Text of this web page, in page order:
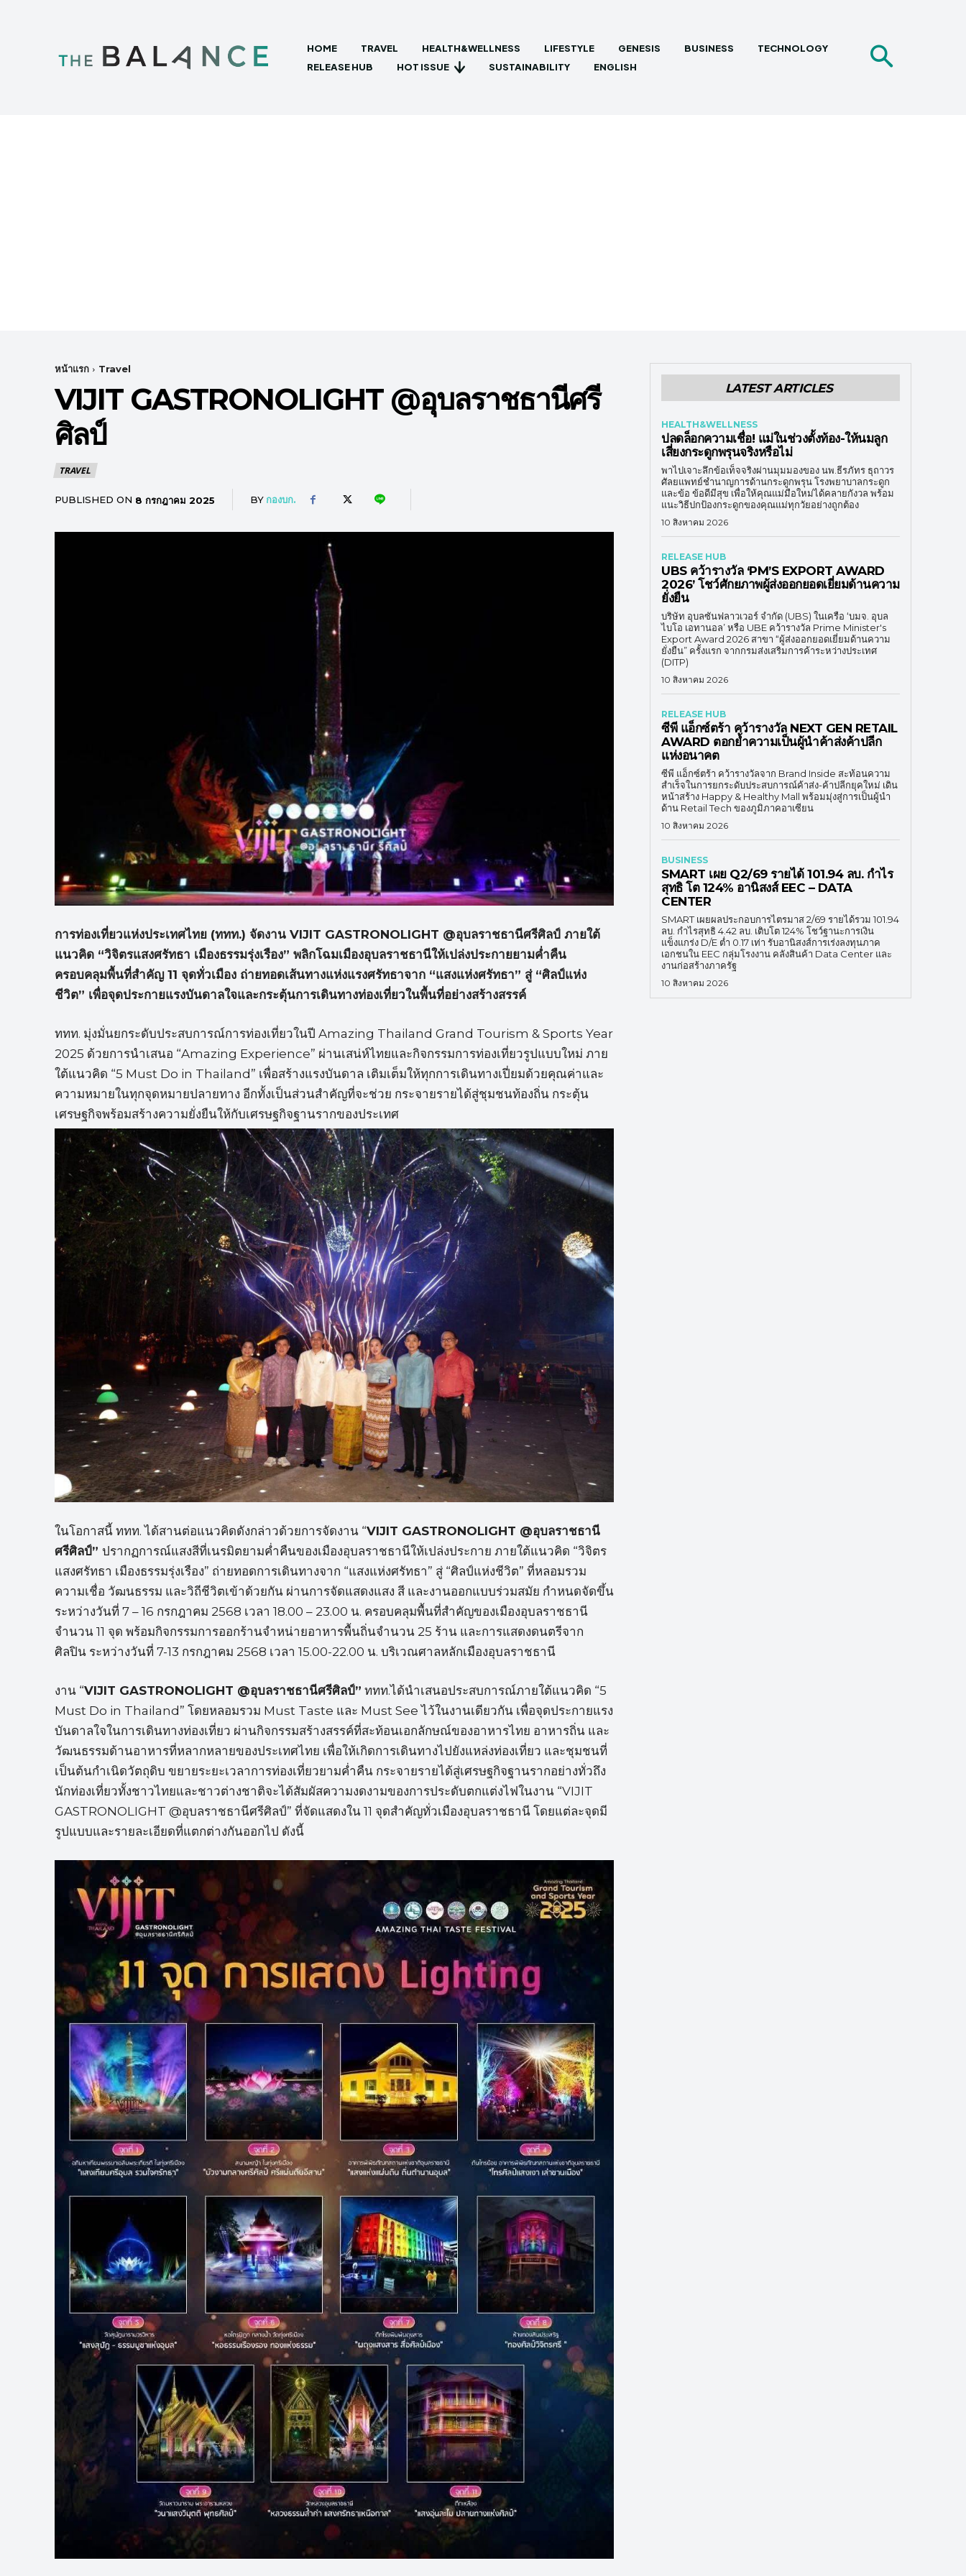
HOME TRAVEL HEALTH&WELLNESS LIFESTYLE GENESIS BUSINESS
TECHNOLOGY
RELEASE HUB
HOT ISSUE SUSTAINABILITY ENGLISH
หน้าแรก Travel
VIJIT GASTRONOLIGHT @อุบลราชธานีศรี
ศิลป์
TRAVEL
PUBLISHED ON 8 กรกฎาคม 2025 BY กองบก.
การท่องเที่ยวแห่งประเทศไทย (ททท.) จัดงาน VIJIT GASTRONOLIGHT @อุบลราชธานีศรีศิลป์ ภายใต้
แนวคิด “วิจิตรแสงศรัทธา เมืองธรรมรุ่งเรือง” พลิกโฉมเมืองอุบลราชธานีให้เปล่งประกายยามค่ำคืน
ครอบคลุมพื้นที่สำคัญ 11 จุดทั่วเมือง ถ่ายทอดเส้นทางแห่งแรงศรัทธาจาก “แสงแห่งศรัทธา” สู่ “ศิลป์แห่ง
ชีวิต” เพื่อจุดประกายแรงบันดาลใจและกระตุ้นการเดินทางท่องเที่ยวในพื้นที่อย่างสร้างสรรค์
ททท. มุ่งมั่นยกระดับประสบการณ์การท่องเที่ยวในปี Amazing Thailand Grand Tourism & Sports Year
2025 ด้วยการนำเสนอ “Amazing Experience” ผ่านเสน่ห์ไทยและกิจกรรมการท่องเที่ยวรูปแบบใหม่ ภาย
ใต้แนวคิด “5 Must Do in Thailand” เพื่อสร้างแรงบันดาล เติมเต็มให้ทุกการเดินทางเปี่ยมด้วยคุณค่าและ
ความหมายในทุกจุดหมายปลายทาง อีกทั้งเป็นส่วนสำคัญที่จะช่วย กระจายรายได้สู่ชุมชนท้องถิ่น กระตุ้น
เศรษฐกิจพร้อมสร้างความยั่งยืนให้กับเศรษฐกิจฐานรากของประเทศ
ในโอกาสนี้ ททท. ได้สานต่อแนวคิดดังกล่าวด้วยการจัดงาน “VIJIT GASTRONOLIGHT @อุบลราชธานี
ศรีศิลป์” ปรากฏการณ์แสงสีที่เนรมิตยามค่ำคืนของเมืองอุบลราชธานีให้เปล่งประกาย ภายใต้แนวคิด “วิจิตร
แสงศรัทธา เมืองธรรมรุ่งเรือง” ถ่ายทอดการเดินทางจาก “แสงแห่งศรัทธา” สู่ “ศิลป์แห่งชีวิต” ที่หลอมรวม
ความเชื่อ วัฒนธรรม และวิถีชีวิตเข้าด้วยกัน ผ่านการจัดแสดงแสง สี และงานออกแบบร่วมสมัย กำหนดจัดขึ้น
ระหว่างวันที่ 7 – 16 กรกฎาคม 2568 เวลา 18.00 – 23.00 น. ครอบคลุมพื้นที่สำคัญของเมืองอุบลราชธานี
จำนวน 11 จุด พร้อมกิจกรรมการออกร้านจำหน่ายอาหารพื้นถิ่นจำนวน 25 ร้าน และการแสดงดนตรีจาก
ศิลปิน ระหว่างวันที่ 7-13 กรกฎาคม 2568 เวลา 15.00-22.00 น. บริเวณศาลหลักเมืองอุบลราชธานี
งาน “VIJIT GASTRONOLIGHT @อุบลราชธานีศรีศิลป์” ททท.ได้นำเสนอประสบการณ์ภายใต้แนวคิด “5
Must Do in Thailand” โดยหลอมรวม Must Taste และ Must See ไว้ในงานเดียวกัน เพื่อจุดประกายแรง
บันดาลใจในการเดินทางท่องเที่ยว ผ่านกิจกรรมสร้างสรรค์ที่สะท้อนเอกลักษณ์ของอาหารไทย อาหารถิ่น และ
วัฒนธรรมด้านอาหารที่หลากหลายของประเทศไทย เพื่อให้เกิดการเดินทางไปยังแหล่งท่องเที่ยว และชุมชนที่
เป็นต้นกำเนิดวัตถุดิบ ขยายระยะเวลาการท่องเที่ยวยามค่ำคืน กระจายรายได้สู่เศรษฐกิจฐานรากอย่างทั่วถึง
นักท่องเที่ยวทั้งชาวไทยและชาวต่างชาติจะได้สัมผัสความงดงามของการประดับตกแต่งไฟในงาน “VIJIT
GASTRONOLIGHT @อุบลราชธานีศรีศิลป์” ที่จัดแสดงใน 11 จุดสำคัญทั่วเมืองอุบลราชธานี โดยแต่ละจุดมี
รูปแบบและรายละเอียดที่แตกต่างกันออกไป ดังนี้
LATEST ARTICLES
HEALTH&WELLNESS
ปลดล็อกความเชื่อ! แม่ในช่วงตั้งท้อง-ให้นมลูก
เสี่ยงกระดูกพรุนจริงหรือไม่
พาไปเจาะลึกข้อเท็จจริงผ่านมุมมองของ นพ.ธีรภัทร ธุถาวร
ศัลยแพทย์ชำนาญการด้านกระดูกพรุน โรงพยาบาลกระดูก
และข้อ ข้อดีมีสุข เพื่อให้คุณแม่มือใหม่ได้คลายกังวล พร้อม
แนะวิธีปกป้องกระดูกของคุณแม่ทุกวัยอย่างถูกต้อง
10 สิงหาคม 2026
RELEASE HUB
UBS คว้ารางวัล ‘PM’S EXPORT AWARD
2026’ โชว์ศักยภาพผู้ส่งออกยอดเยี่ยมด้านความ
ยั่งยืน
บริษัท อุบลซันฟลาวเวอร์ จำกัด (UBS) ในเครือ ‘บมจ. อุบล
ไบโอ เอทานอล’ หรือ UBE คว้ารางวัล Prime Minister's
Export Award 2026 สาขา “ผู้ส่งออกยอดเยี่ยมด้านความ
ยั่งยืน” ครั้งแรก จากกรมส่งเสริมการค้าระหว่างประเทศ
(DITP)
10 สิงหาคม 2026
RELEASE HUB
ซีพี แอ็กซ์ตร้า คว้ารางวัล NEXT GEN RETAIL
AWARD ตอกย้ำความเป็นผู้นำค้าส่งค้าปลีก
แห่งอนาคต
ซีพี แอ็กซ์ตร้า คว้ารางวัลจาก Brand Inside สะท้อนความ
สำเร็จในการยกระดับประสบการณ์ค้าส่ง-ค้าปลีกยุคใหม่ เดิน
หน้าสร้าง Happy & Healthy Mall พร้อมมุ่งสู่การเป็นผู้นำ
ด้าน Retail Tech ของภูมิภาคอาเซียน
10 สิงหาคม 2026
BUSINESS
SMART เผย Q2/69 รายได้ 101.94 ลบ. กำไร
สุทธิ โต 124% อานิสงส์ EEC – DATA
CENTER
SMART เผยผลประกอบการไตรมาส 2/69 รายได้รวม 101.94
ลบ. กำไรสุทธิ 4.42 ลบ. เติบโต 124% โชว์ฐานะการเงิน
แข็งแกร่ง D/E ต่ำ 0.17 เท่า รับอานิสงส์การเร่งลงทุนภาค
เอกชนใน EEC กลุ่มโรงงาน คลังสินค้า Data Center และ
งานก่อสร้างภาครัฐ
10 สิงหาคม 2026